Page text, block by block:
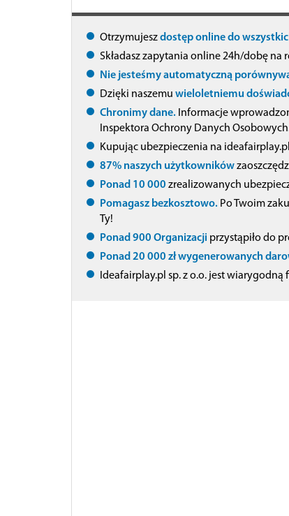
Otrzymujeszdostęp online do
Składasz zapytania online 24h/dobę na
Nie jesteśmy automatyczną
Dzięki naszemu wieloletniemu
Chronimy dane. Informacje
Inspektora Ochrony Danych
Kupując ubezpieczenia na ideafairplay.pl
87% naszych użytkowników
Ponad 10 000 zrealizowanych
Pomagasz bezkosztowo. Po Twoim
Ty!
Ponad 900 Organizacji przystąpiło do
Ponad 20 000 zł wygenerowanych
Ideafairplay.pl sp. z o.o. jest